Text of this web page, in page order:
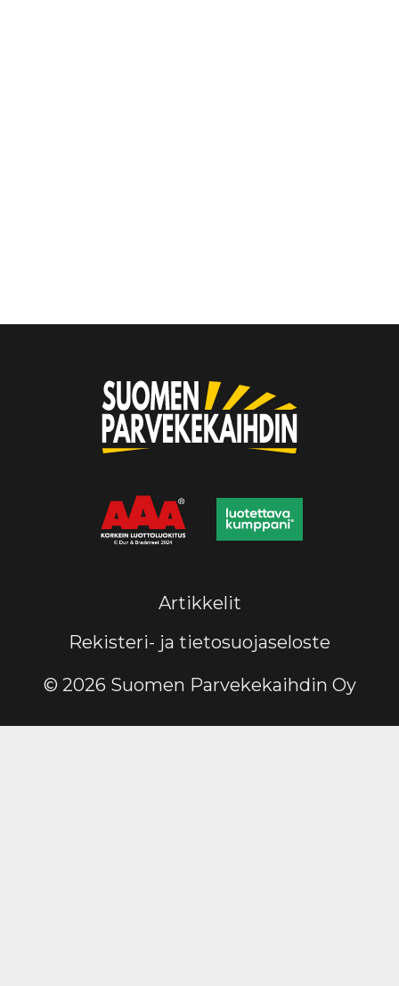
Artikkelit
Rekisteri- ja tietosuojaseloste
© 2026 Suomen Parvekekaihdin Oy